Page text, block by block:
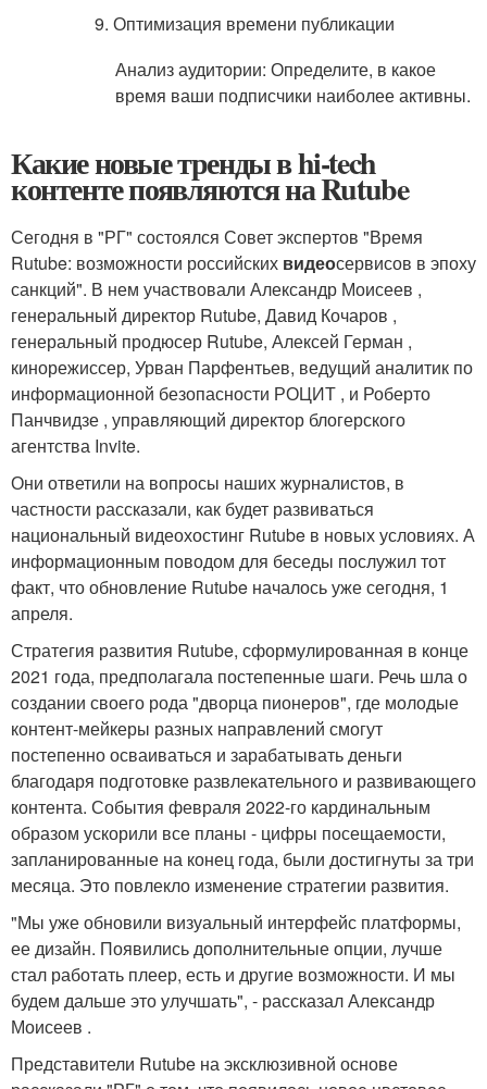
9. Оптимизация времени публикации
Анализ аудитории: Определите, в какое
время ваши подписчики наиболее активны.
Какие новые тренды в hi-tech
контенте появляются на Rutube
Сегодня в "РГ" состоялся Совет экспертов "Время
Rutube: возможности российских видеосервисов в эпоху
санкций". В нем участвовали Александр Моисеев ,
генеральный директор Rutube, Давид Кочаров ,
генеральный продюсер Rutube, Алексей Герман ,
кинорежиссер, Урван Парфентьев, ведущий аналитик по
информационной безопасности РОЦИТ , и Роберто
Панчвидзе , управляющий директор блогерского
агентства Invite.
Они ответили на вопросы наших журналистов, в
частности рассказали, как будет развиваться
национальный видеохостинг Rutube в новых условиях. А
информационным поводом для беседы послужил тот
факт, что обновление Rutube началось уже сегодня, 1
апреля.
Стратегия развития Rutube, сформулированная в конце
2021 года, предполагала постепенные шаги. Речь шла о
создании своего рода "дворца пионеров", где молодые
контент-мейкеры разных направлений смогут
постепенно осваиваться и зарабатывать деньги
благодаря подготовке развлекательного и развивающего
контента. События февраля 2022-го кардинальным
образом ускорили все планы - цифры посещаемости,
запланированные на конец года, были достигнуты за три
месяца. Это повлекло изменение стратегии развития.
"Мы уже обновили визуальный интерфейс платформы,
ее дизайн. Появились дополнительные опции, лучше
стал работать плеер, есть и другие возможности. И мы
будем дальше это улучшать", - рассказал Александр
Моисеев .
Представители Rutube на эксклюзивной основе